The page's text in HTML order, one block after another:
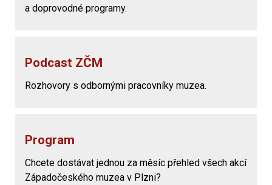
a doprovodné programy.
Podcast ZČM
Rozhovory s odbornými pracovníky muzea.
Program
Chcete dostávat jednou za měsíc přehled všech akcí
Západočeského muzea v Plzni?